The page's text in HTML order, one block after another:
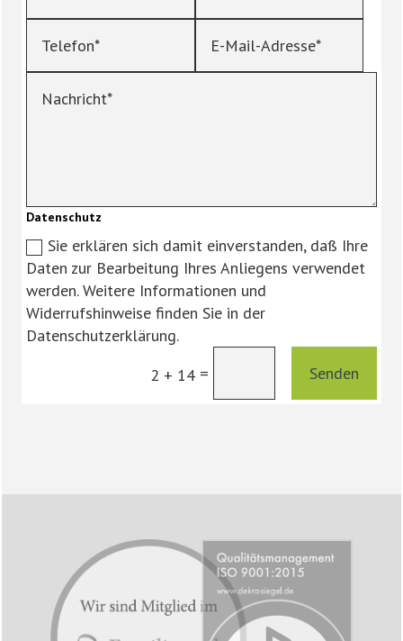
Datenschutz
Sie erklären sich damit einverstanden, daß Ihre
Daten zur Bearbeitung Ihres Anliegens verwendet
werden. Weitere Informationen und
Widerrufshinweise finden Sie in der
Datenschutzerklärung.
2 + 14= Senden